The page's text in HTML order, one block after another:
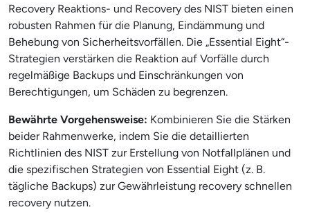
Recovery Reaktions- und Recovery des NIST bieten einen
robusten Rahmen für die Planung, Eindämmung und
Behebung von Sicherheitsvorfällen. Die „Essential Eight“-
Strategien verstärken die Reaktion auf Vorfälle durch
regelmäßige Backups und Einschränkungen von
Berechtigungen, um Schäden zu begrenzen.
Bewährte Vorgehensweise: Kombinieren Sie die Stärken
beider Rahmenwerke, indem Sie die detaillierten
Richtlinien des NIST zur Erstellung von Notfallplänen und
die spezifischen Strategien von Essential Eight (z. B.
tägliche Backups) zur Gewährleistung recovery schnellen
recovery nutzen.